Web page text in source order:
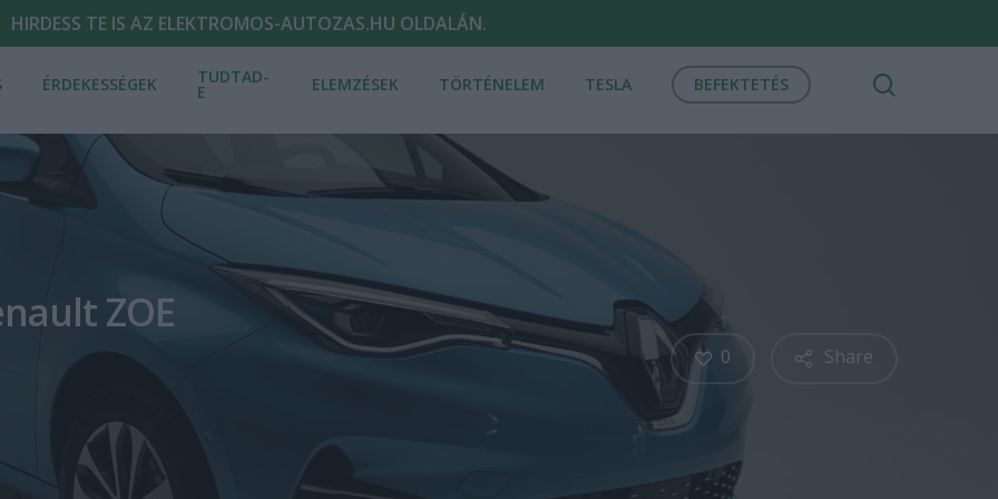
HIRDESS TE IS AZ ELEKTROMOS-AUTOZAS.HU OLDALÁN.
ÉRDEKESSÉGEK TUDTAD-
E ELEMZÉSEK TÖRTÉNELEM TESLA BEFEKTETÉS
ZOE
Share
0